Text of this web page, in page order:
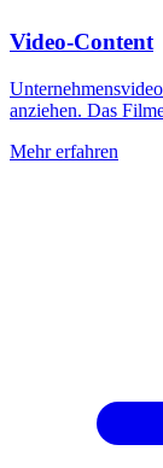
Video-Content
anziehen. Das
Mehr erfahren